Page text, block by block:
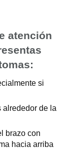
atención
si
alrededor de la
brazo con
hacia arriba